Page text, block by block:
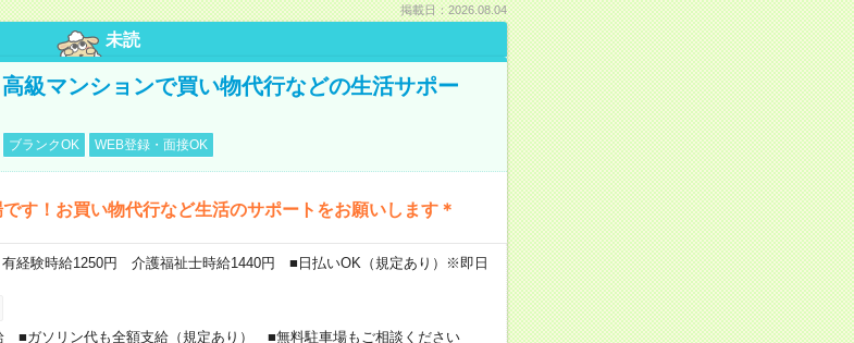
掲載日：2026.08.04
未読
級マンションで買い物代行などの生活サポー
ブランクOK WEB登録・面接OK
す！お買い物代行など生活のサポートをお願いします＊
経験時給1250円 介護福祉士時給1440円 ■日払いOK（規定あり）※即日
■ガソリン代も全額支給（規定あり） ■無料駐車場もご相談ください